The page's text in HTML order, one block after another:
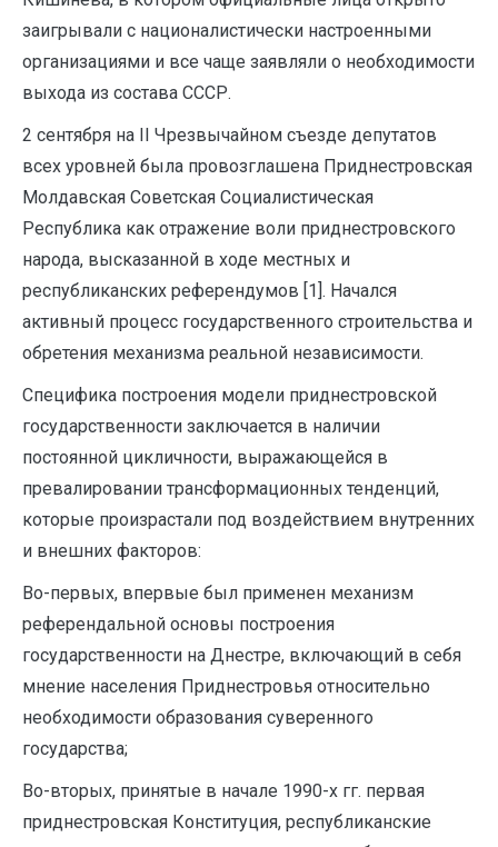
заигрывали с националистически настроенными
организациями и все чаще заявляли о необходимости
выхода из состава СССР.
2 сентября на II Чрезвычайном съезде депутатов
всех уровней была провозглашена Приднестровская
Молдавская Советская Социалистическая
Республика как отражение воли приднестровского
народа, высказанной в ходе местных и
республиканских референдумов [1]. Начался
активный процесс государственного строительства и
обретения механизма реальной независимости.
Специфика построения модели приднестровской
государственности заключается в наличии
постоянной цикличности, выражающейся в
превалировании трансформационных тенденций,
которые произрастали под воздействием внутренних
и внешних факторов:
Во-первых, впервые был применен механизм
референдальной основы построения
государственности на Днестре, включающий в себя
мнение населения Приднестровья относительно
необходимости образования суверенного
государства;
Во-вторых, принятые в начале 1990-х гг. первая
приднестровская Конституция, республиканские